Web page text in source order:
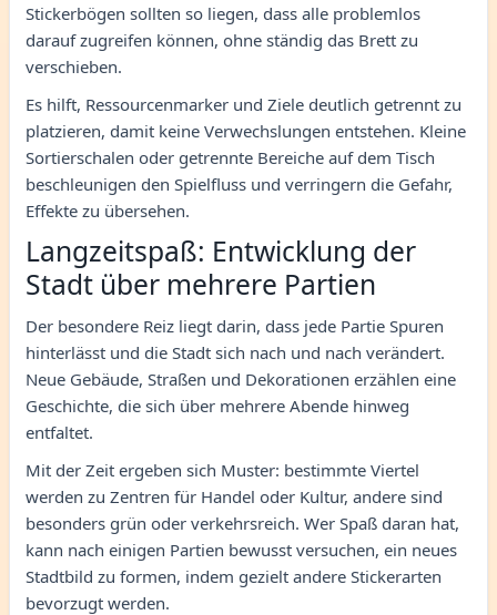
Stickerbögen sollten so liegen, dass alle problemlos
darauf zugreifen können, ohne ständig das Brett zu
verschieben.
Es hilft, Ressourcenmarker und Ziele deutlich getrennt zu
platzieren, damit keine Verwechslungen entstehen. Kleine
Sortierschalen oder getrennte Bereiche auf dem Tisch
beschleunigen den Spielfluss und verringern die Gefahr,
Effekte zu übersehen.
Langzeitspaß: Entwicklung der
Stadt über mehrere Partien
Der besondere Reiz liegt darin, dass jede Partie Spuren
hinterlässt und die Stadt sich nach und nach verändert.
Neue Gebäude, Straßen und Dekorationen erzählen eine
Geschichte, die sich über mehrere Abende hinweg
entfaltet.
Mit der Zeit ergeben sich Muster: bestimmte Viertel
werden zu Zentren für Handel oder Kultur, andere sind
besonders grün oder verkehrsreich. Wer Spaß daran hat,
kann nach einigen Partien bewusst versuchen, ein neues
Stadtbild zu formen, indem gezielt andere Stickerarten
bevorzugt werden.